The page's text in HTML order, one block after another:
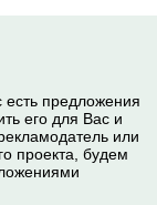
предложения
его для Вас и
или
проекта, будем